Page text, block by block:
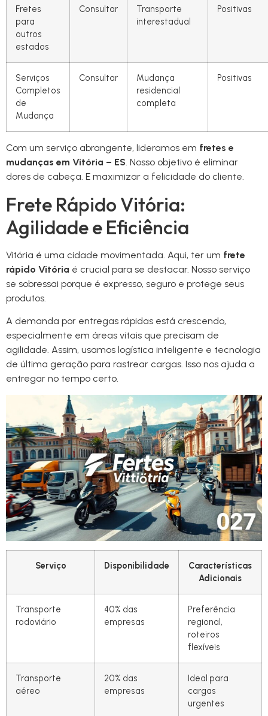
Fretes
para
outros
estados
Consultar
Transporte
interestadual
Positivas
Serviços
Completos
de
Mudança
Consultar
Mudança
residencial
completa
Positivas
Com um serviço abrangente, lideramos em fretes e
mudanças em Vitória – ES. Nosso objetivo é eliminar
dores de cabeça. E maximizar a felicidade do cliente.
Frete Rápido Vitória:
Agilidade e Eficiência
Vitória é uma cidade movimentada. Aqui, ter um frete
rápido Vitória é crucial para se destacar. Nosso serviço
se sobressai porque é expresso, seguro e protege seus
produtos.
A demanda por entregas rápidas está crescendo,
especialmente em áreas vitais que precisam de
agilidade. Assim, usamos logística inteligente e tecnologia
de última geração para rastrear cargas. Isso nos ajuda a
entregar no tempo certo.
Serviço Disponibilidade
Características
Adicionais
Transporte
rodoviário
40% das
empresas
Preferência
regional,
roteiros
flexíveis
Transporte
aéreo
20% das
empresas
Ideal para
cargas
urgentes